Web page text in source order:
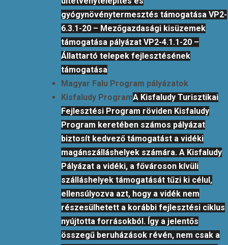
gyógynövénytermesztés támogatása VP2-
6.3.1-20 – Mezőgazdasági kisüzemek
támogatása pályázat VP2-4.1.1-20 –
Állattartó telepek fejlesztésének
támogatása
Magyar Falu Program pályázatok
Kisfaludy ProgramA Kisfaludy Turisztikai
Fejlesztési Program röviden Kisfaludy
Program keretében számos pályázat
biztosít kedvező támogatást a vidéki
magánszálláshelyek számára. A Kisfaludy
Pályázat a vidéki, a fővároson kívüli
szálláshelyek támogatását tűzi ki célul,
ellensúlyozva azt, hogy a vidék nem
részesülhetett a korábbi fejlesztési ciklus
nyújtotta forrásokból. Így a jelentős
összegű beruházások révén, nem csak a